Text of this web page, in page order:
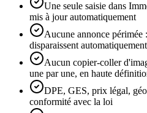
Une seule saisie dans
mis à jour automatiquement
Aucune annonce périmée
disparaissent automatiquement
Aucun copier-coller
une par une, en haute
DPE, GES, prix légal,
conformité avec la loi